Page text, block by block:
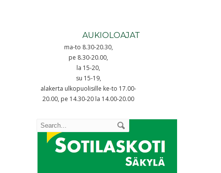
AUKIOLOAJAT
ma-to 8.30-20.30,
pe 8.30-20.00,
la 15-20,
su 15-19,
alakerta ulkopuolisille ke-to 17.00-
20.00, pe 14.30-20 la 14.00-20.00